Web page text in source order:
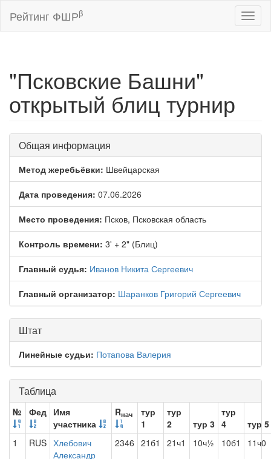
Рейтинг ФШРβ
"Псковские Башни"
открытый блиц турнир
Общая информация
Метод жеребьёвки: Швейцарская
Дата проведения: 07.06.2026
Место проведения: Псков, Псковская область
Контроль времени: 3' + 2" (Блиц)
Главный судья: Иванов Никита Сергеевич
Главный организатор: Шаранков Григорий Сергеевич
Штат
Линейные судьи: Потапова Валерия
Таблица
№ Фед Имя
участника
Rнач
тур
1
тур
2
тур 3
тур
4
тур 5
1
RUS Хлебович
Александр
2346 21б1 21ч1 10ч½ 10б1 11ч0